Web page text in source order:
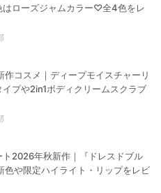
はローズジャムカラー♡全4色をレ
作コスメ｜ディープモイスチャーリ
イプや2in1ボディクリームスクラブ
ト2026年秋新作｜『ドレスドブル
色や限定ハイライト・リップをレビ